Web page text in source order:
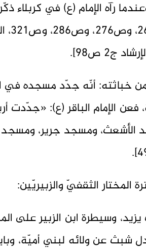
رآه الإمام (ع) في كربلاء
خباثته: أنّه جدّد مسجده في
فعن الإمام الباقر (ع): «جدّدت
الأشعث، ومسجد جرير،
وسيطرة ابن الزبير على
شبث عن ولائه لبني أميّة،